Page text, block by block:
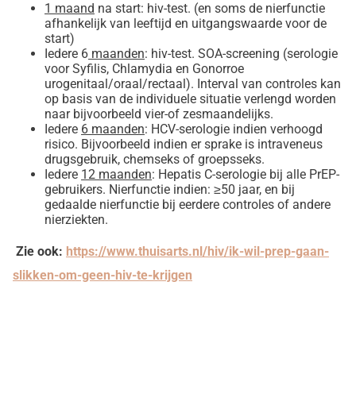
1 maand na start: hiv-test. (en soms de nierfunctie
afhankelijk van leeftijd en uitgangswaarde voor de
start)
Iedere 6 maanden: hiv-test. SOA-screening (serologie
voor Syfilis, Chlamydia en Gonorroe
urogenitaal/oraal/rectaal). Interval van controles kan
op basis van de individuele situatie verlengd worden
naar bijvoorbeeld vier-of zesmaandelijks.
Iedere 6 maanden: HCV-serologie indien verhoogd
risico. Bijvoorbeeld indien er sprake is intraveneus
drugsgebruik, chemseks of groepsseks.
Iedere 12 maanden: Hepatis C-serologie bij alle PrEP-
gebruikers. Nierfunctie indien: ≥50 jaar, en bij
gedaalde nierfunctie bij eerdere controles of andere
nierziekten.
Zie ook: https://www.thuisarts.nl/hiv/ik-wil-prep-gaan-
slikken-om-geen-hiv-te-krijgen